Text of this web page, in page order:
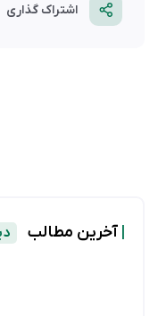
اشتراک گذاری
آخرین مطالب